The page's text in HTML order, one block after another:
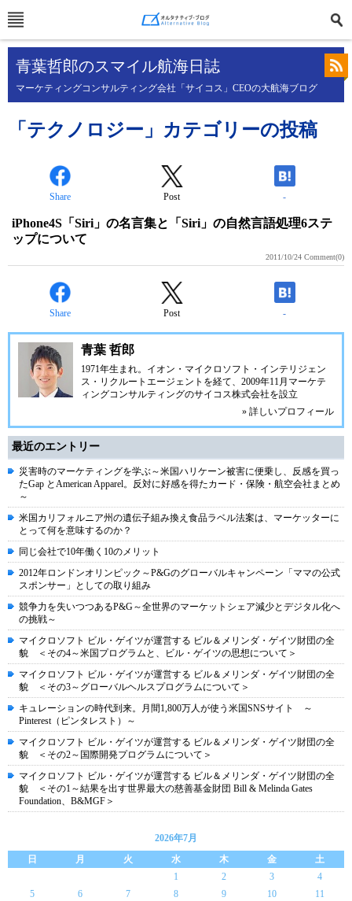
青葉哲郎のスマイル航海日誌
マーケティングコンサルティング会社「サイコス」CEOの大航海ブログ
「テクノロジー」カテゴリーの投稿
Share Post -
iPhone4S「Siri」の名言集と「Siri」の自然言語処理6ステ
ップについて
2011/10/24 Comment(0)
Share Post -
青葉 哲郎
1971年生まれ。イオン・マイクロソフト・インテリジェン
ス・リクルートエージェントを経て、2009年11月 マーケテ
ィングコンサルティングのサイコス株式会社を設立
» 詳しいプロフィール
最近のエントリー
災害時のマーケティングを学ぶ～米国ハリケーン被害に便乗し、反感を買っ
たGap とAmerican Apparel。反対に好感を得たカード・保険・航空会社まとめ
～
米国カリフォルニア州の遺伝子組み換え食品ラベル法案は、マーケッターに
とって何を意味するのか？
同じ会社で10年働く10のメリット
2012年ロンドンオリンピック～P&Gのグローバルキャンペーン「ママの公式
スポンサー」としての取り組み
競争力を失いつつあるP&G～全世界のマーケットシェア減少とデジタル化へ
の挑戦～
マイクロソフト ビル・ゲイツが運営する ビル＆メリンダ・ゲイツ財団の全
貌 ＜その4～米国プログラムと、ビル・ゲイツの思想について＞
マイクロソフト ビル・ゲイツが運営する ビル＆メリンダ・ゲイツ財団の全
貌 ＜その3～グローバルヘルスプログラムについて＞
キュレーションの時代到来。月間1,800万人が使う米国SNSサイト ～
Pinterest（ピンタレスト）～
マイクロソフト ビル・ゲイツが運営する ビル＆メリンダ・ゲイツ財団の全
貌 ＜その2～国際開発プログラムについて＞
マイクロソフト ビル・ゲイツが運営する ビル＆メリンダ・ゲイツ財団の全
貌 ＜その1～結果を出す世界最大の慈善基金財団 Bill & Melinda Gates
Foundation、B&MGF＞
2026年7月
日
月 火 水 木 金
土
1
2 3
4
5
6 7 8 9 10
11